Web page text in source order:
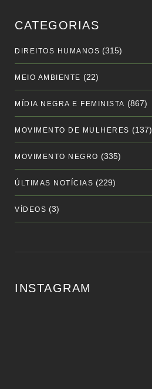
CATEGORIAS
DIREITOS HUMANOS (315)
MEIO AMBIENTE (22)
MÍDIA NEGRA E FEMINISTA (867)
MOVIMENTO DE MULHERES (137)
MOVIMENTO NEGRO (335)
ÚLTIMAS NOTÍCIAS (229)
VÍDEOS (3)
INSTAGRAM